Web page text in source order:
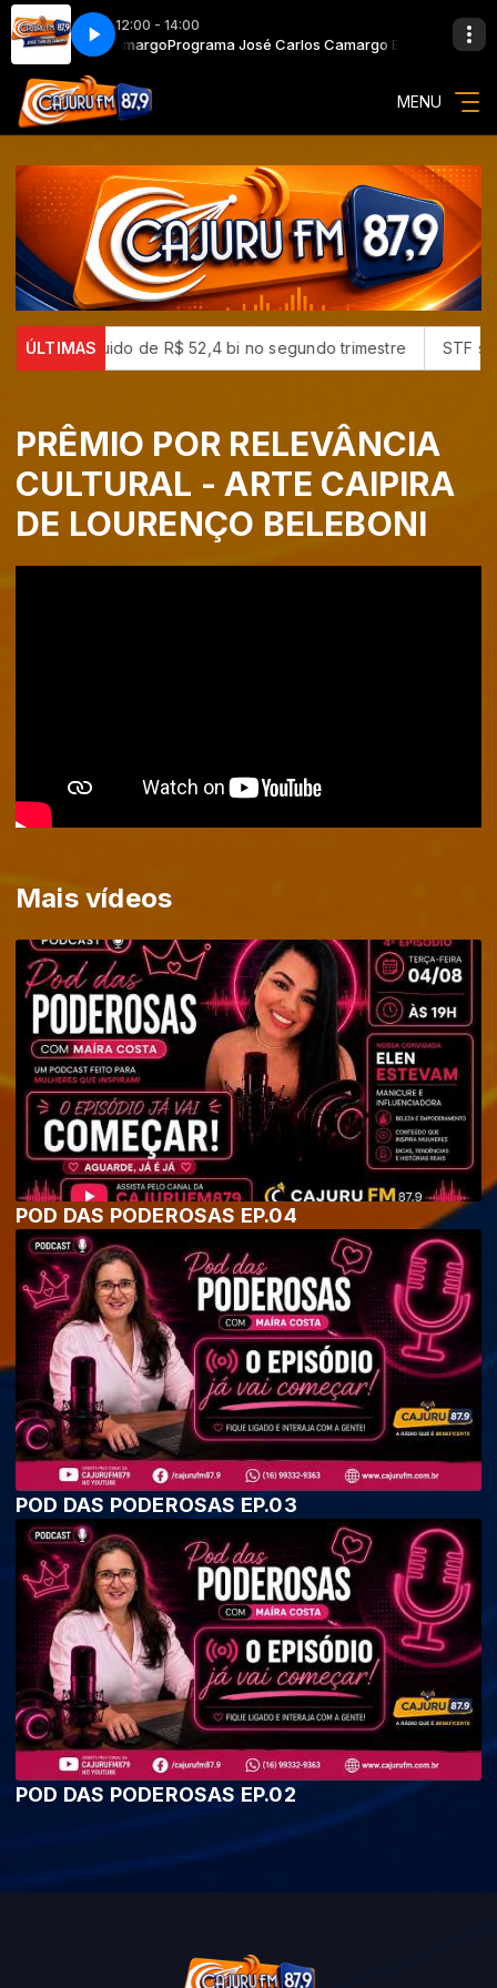
12:00 - 14:00
Carlos CamargoPrograma José Carlos Camargo Especial Pra você
MENU
ÚLTIMAS
lucro líquido de R$ 52,4 bi no segundo trimestre STF
PRÊMIO POR RELEVÂNCIA
CULTURAL - ARTE CAIPIRA
DE LOURENÇO BELEBONI
Mais vídeos
POD DAS PODEROSAS EP.04
POD DAS PODEROSAS EP.03
POD DAS PODEROSAS EP.02